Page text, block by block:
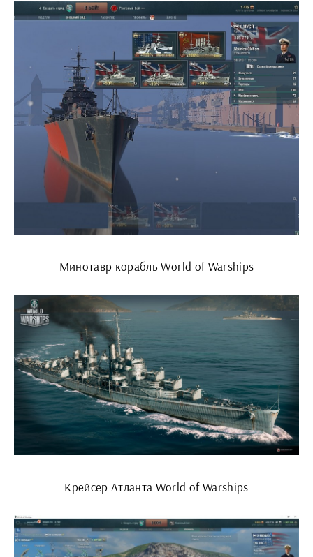
Минотавр корабль World of Warships
Крейсер Атланта World of Warships